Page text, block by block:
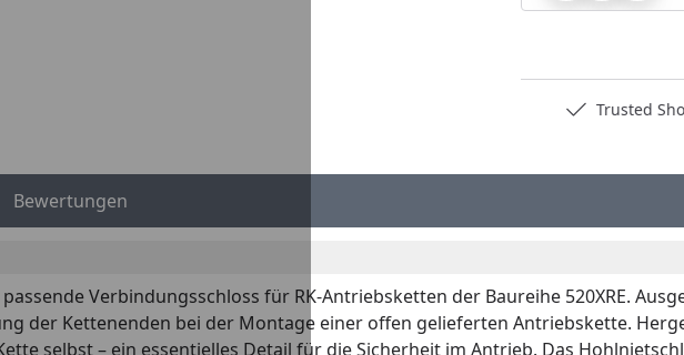
Trusted
Bewertungen
passende Verbindungsschloss für RK-Antriebsketten der Baureihe 520XRE.
der Kettenenden bei der Montage einer offen gelieferten Antriebskette.
selbst – ein essentielles Detail für die Sicherheit im Antrieb. Das